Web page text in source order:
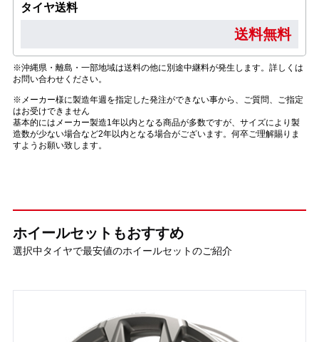
タイヤ送料
送料無料
※沖縄県・離島・一部地域は送料の他に別途中継料が発生します。詳しくは
お問い合わせください。
※メーカー様に製造年週を指定した発注ができない事から、ご質問、ご指定
はお受けできません
基本的にはメーカー製造1年以内となる商品が多数ですが、サイズにより製
造数が少ない場合など2年以内となる場合がございます。何卒ご理解賜りま
すようお願い致します。
ホイールセットもおすすめ
選択中タイヤで最安値のホイールセットのご紹介